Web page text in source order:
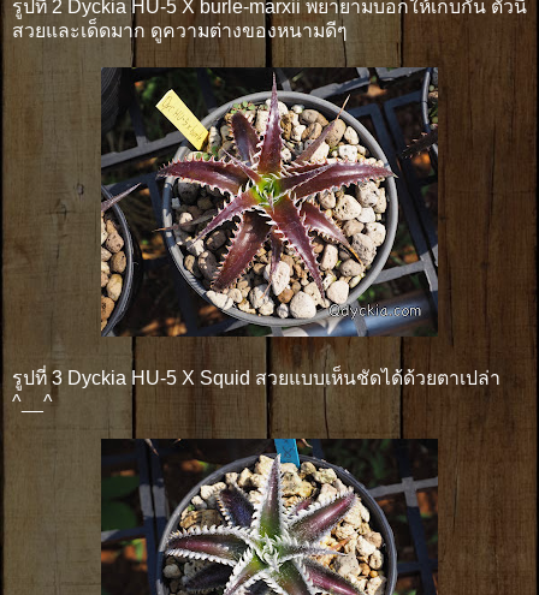
รูปที่ 2 Dyckia HU-5 X burle-marxii พยายามบอกให้เก็บกัน ตัวนี้
สวยและเด็ดมาก ดูความต่างของหนามดีๆ
รูปที่ 3 Dyckia HU-5 X Squid สวยแบบเห็นชัดได้ด้วยตาเปล่า
^__^